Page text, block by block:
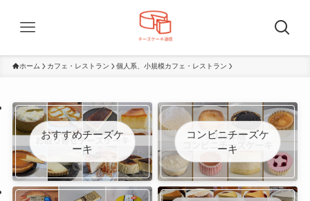
ホーム カフェ・レストラン 個人系、小規模カフェ・レストラン
おすすめチーズケ
ーキ
コンビニチーズケ
ーキ